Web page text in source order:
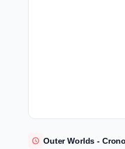
Outer Worlds -